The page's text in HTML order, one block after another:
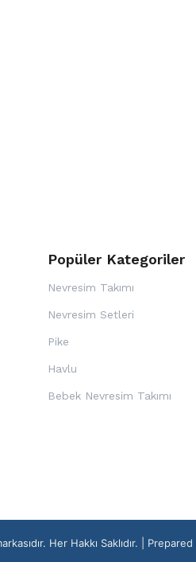
Popüler Kategoriler
Nevresim Takımı
Nevresim Setleri
Pike
Havlu
Bebek Nevresim Takımı
Her Hakkı Saklıdır. | Prepared